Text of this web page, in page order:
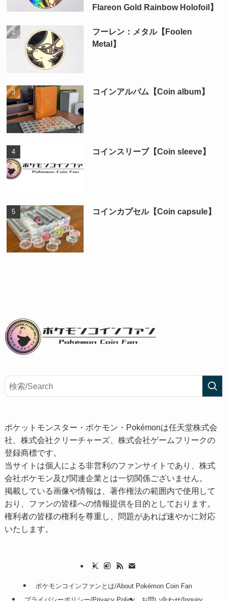
Flareon Gold Rainbow Holofoil】
フーレン：メタル【Foolen
Metal】
コインアルバム【Coin album】
コインスリーブ【Coin sleeve】
コインカプセル【Coin capsule】
ポケットモンスター・ポケモン・Pokémonは任天堂株式会
社、株式会社クリーチャーズ、株式会社ゲームフリークの
登録商標です。
当サイトは個人による非営利のファンサイトであり、株式
会社ポケモン及び関連企業とは一切関係ございません。
掲載している画像や情報は、著作権法の範囲内で使用して
おり、ファンの皆様への情報提供を目的としております。
権利者の皆様の権利を尊重し、問題があれば速やかに対応
いたします。
ポケモンコインファンとは/About Pokémon Coin Fan